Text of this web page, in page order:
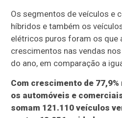
Os segmentos de veículos e
híbridos e também os
elétricos puros foram os que
crescimentos nas vendas
do ano, em comparação a
Com crescimento de
os automóveis e
somam 121.110 veículos